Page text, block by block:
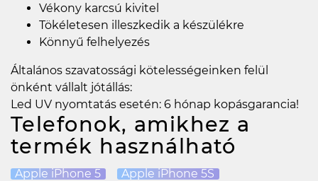
Vékony karcsú kivitel
Tökéletesen illeszkedik a készülékre
Könnyű felhelyezés
Általános szavatossági kötelességeinken felül
önként vállalt jótállás:
Led UV nyomtatás esetén: 6 hónap kopásgarancia!
Telefonok, amikhez a
termék használható
Apple iPhone 5
Apple iPhone 5S